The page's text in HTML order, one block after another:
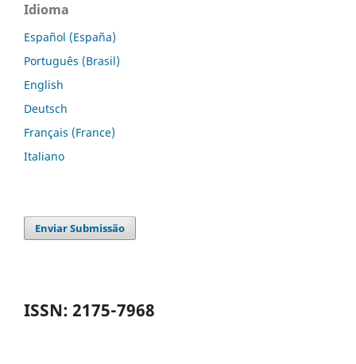
Idioma
Español (España)
Português (Brasil)
English
Deutsch
Français (France)
Italiano
Enviar Submissão
ISSN: 2175-7968